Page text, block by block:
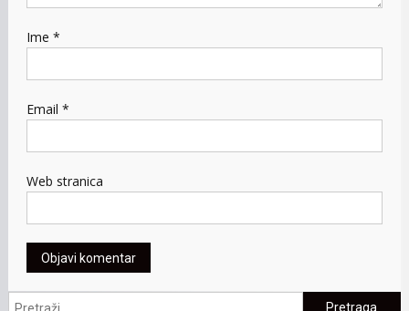
Ime *
Email *
Web stranica
Pretraga: